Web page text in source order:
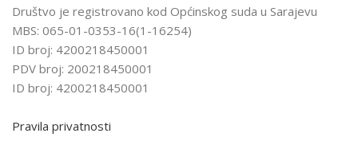
Društvo je registrovano kod Općinskog suda u Sarajevu
MBS: 065-01-0353-16(1-16254)
ID broj: 4200218450001
PDV broj: 200218450001
ID broj: 4200218450001
Pravila privatnosti